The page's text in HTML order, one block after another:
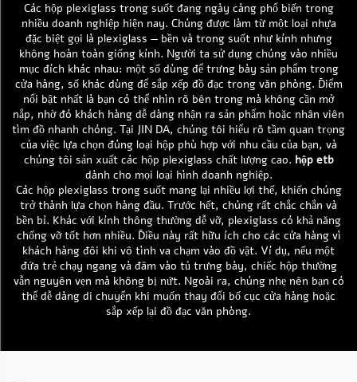
Các hộp plexiglass trong suốt đang ngày càng phổ biến trong
nhiều doanh nghiệp hiện nay. Chúng được làm từ một loại nhựa
đặc biệt gọi là plexiglass — bền và trong suốt như kính nhưng
không hoàn toàn giống kính. Người ta sử dụng chúng vào nhiều
mục đích khác nhau: một số dùng để trưng bày sản phẩm trong
cửa hàng, số khác dùng để sắp xếp đồ đạc trong văn phòng. Điểm
nổi bật nhất là bạn có thể nhìn rõ bên trong mà không cần mở
nắp, nhờ đó khách hàng dễ dàng nhận ra sản phẩm hoặc nhân viên
tìm đồ nhanh chóng. Tại JIN DA, chúng tôi hiểu rõ tầm quan trọng
của việc lựa chọn đúng loại hộp phù hợp với nhu cầu của bạn, và
chúng tôi sản xuất các hộp plexiglass chất lượng cao. hộp etb
dành cho mọi loại hình doanh nghiệp.
Các hộp plexiglass trong suốt mang lại nhiều lợi thế, khiến chúng
trở thành lựa chọn hàng đầu. Trước hết, chúng rất chắc chắn và
bền bỉ. Khác với kính thông thường dễ vỡ, plexiglass có khả năng
chống vỡ tốt hơn nhiều. Điều này rất hữu ích cho các cửa hàng vì
khách hàng đôi khi vô tình va chạm vào đồ vật. Ví dụ, nếu một
đứa trẻ chạy ngang và đâm vào tủ trưng bày, chiếc hộp thường
vẫn nguyên vẹn mà không bị nứt. Ngoài ra, chúng nhẹ nên bạn có
thể dễ dàng di chuyển khi muốn thay đổi bố cục cửa hàng hoặc
sắp xếp lại đồ đạc văn phòng.